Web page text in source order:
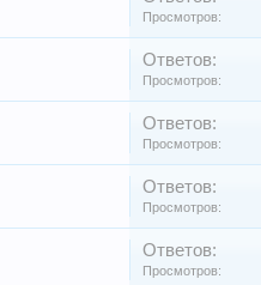
Просмотров:
Ответов:
Просмотров:
Ответов:
Просмотров:
Ответов:
Просмотров:
Ответов:
Просмотров: